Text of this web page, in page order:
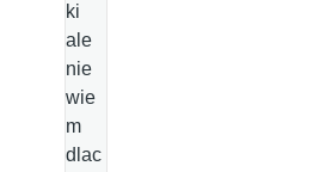
ki
ale
nie
wie
m
dlac